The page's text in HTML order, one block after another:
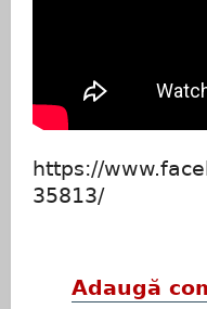
https://
35813/
Adaugă